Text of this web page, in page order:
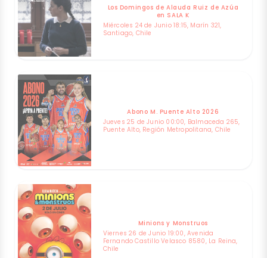
Los Domingos de Alauda Ruiz de Azúa
en SALA K
Miércoles 24 de Junio 18:15, Marín 321,
Santiago, Chile
Abono M. Puente Alto 2026
Jueves 25 de Junio 00:00, Balmaceda 265,
Puente Alto, Región Metropolitana, Chile
Minions y Monstruos
Viernes 26 de Junio 19:00, Avenida
Fernando Castillo Velasco 8580, La Reina,
Chile